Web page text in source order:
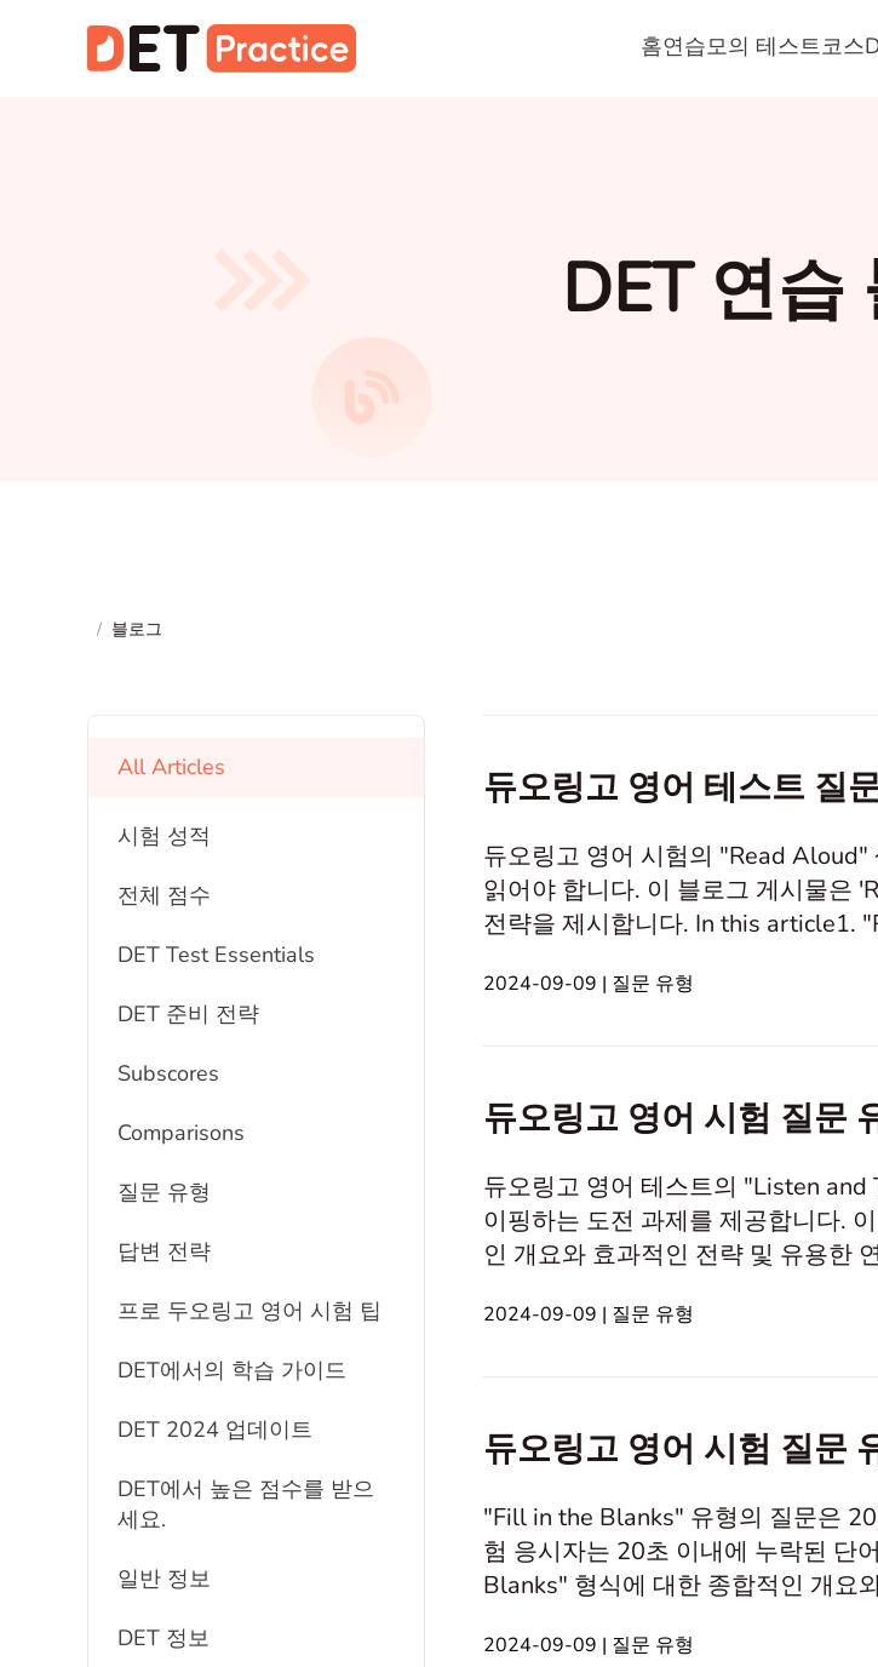
홈연습모의 테스트코스
DET 연습
/ 블로그
All Articles
시험 성적
전체 점수
DET Test Essentials
DET 준비 전략
Subscores
Comparisons
질문 유형
답변 전략
프로 두오링고 영어 시험 팁
DET에서의 학습 가이드
DET 2024 업데이트
DET에서 높은 점수를 받으
세요.
일반 정보
DET 정보
듀오링고 영어 테스트 질
듀오링고 영어 시험의 "Read
읽어야 합니다. 이 블로그 게시물은
전략을 제시합니다. In this article1.
개별 단어의 명확성, 문장 강세, 억양
2024-09-09 | 질문 유형
듀오링고 영어 시험 질문
듀오링고 영어 테스트의 "Listen
이핑하는 도전 과제를 제공합니다.
인 개요와 효과적인 전략 및 유용한
해하기 "Listen and Type"는 듀오링
2024-09-09 | 질문 유형
듀오링고 영어 시험 질문
"Fill in the Blanks" 유형의 질문은
험 응시자는 20초 이내에 누락된 단
Blanks" 형식에 대한 종합적인 개요
Blanks""Fill in the Blanks" 유형 이해
2024-09-09 | 질문 유형